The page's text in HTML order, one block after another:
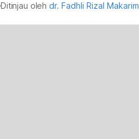
Ditinjau olehdr. Fadhli Rizal Makarim